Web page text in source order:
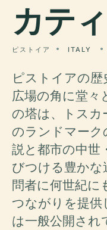
カティ
ピストイア ITALY
ピストイアの
広場の角に堂
の塔は、トスカ
のランドマー
説と都市の中世
びつける豊か
問者に何世紀に
つながりを提供
は一般公開され